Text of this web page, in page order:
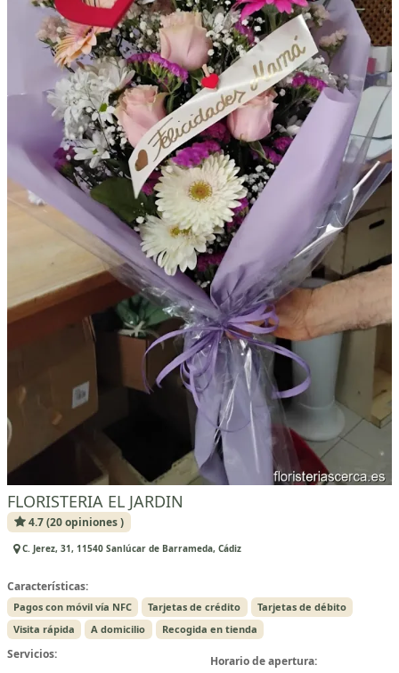
FLORISTERIA EL JARDIN
4.7 (20 opiniones )
C. Jerez, 31, 11540 Sanlúcar de Barrameda, Cádiz
Características:
Pagos con móvil vía NFC Tarjetas de crédito
Tarjetas de débito
Visita rápida
A domicilio Recogida en tienda
Servicios:
Horario de apertura: